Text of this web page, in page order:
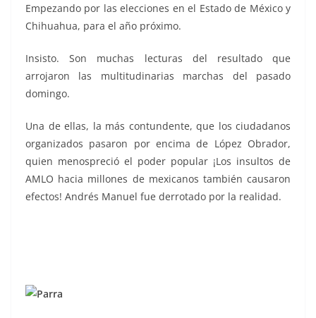
Empezando por las elecciones en el Estado de México y
Chihuahua, para el año próximo.
Insisto. Son muchas lecturas del resultado que
arrojaron las multitudinarias marchas del pasado
domingo.
Una de ellas, la más contundente, que los ciudadanos
organizados pasaron por encima de López Obrador,
quien menospreció el poder popular ¡Los insultos de
AMLO hacia millones de mexicanos también causaron
efectos! Andrés Manuel fue derrotado por la realidad.